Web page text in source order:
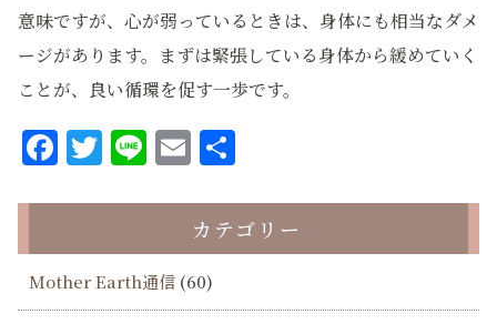
意味ですが、心が弱っているときは、身体にも相当なダメ
ージがあります。まずは緊張している身体から緩めていく
ことが、良い循環を促す一歩です。
Facebook
Twitter
LineEmail
カテゴリー
Mother Earth通信 (60)